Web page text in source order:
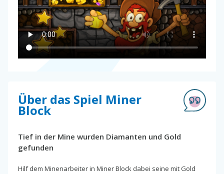
Über das Spiel Miner
Block
Tief in der Mine wurden Diamanten und Gold
gefunden
Hilf dem Minenarbeiter in Miner Block dabei seine mit Gold